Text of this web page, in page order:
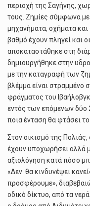
περιοχή της Σαγήνης,
τους. Ζημίες σύμφωνα
μηχανήματα, οχήματα
βαθμό έχουν πληγεί και
αποκαταστάθηκε στη
δημιουργήθηκε στην
με την καταγραφή των
βλέμμα είναι στραμμένο
φράγματος του
εντός των επόμενων δύο
ποια ένταση θα φτάσει
Στον οικισμό της
έχουν υποχωρήσει αλλά
αξιολόγηση κατά πόσο
«Δεν θα κινδυνέψει
προσφέρουμε»,
οδικό δίκτυο, από τα